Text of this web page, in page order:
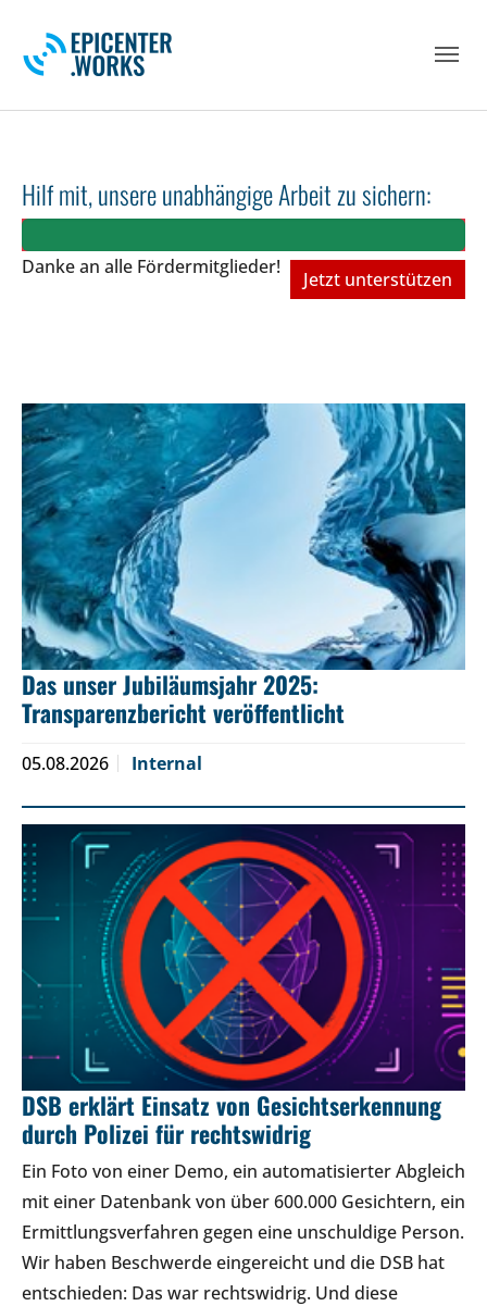
Hilf mit, unsere unabhängige Arbeit zu sichern:
Danke an alle Fördermitglieder!
Jetzt unterstützen
Das unser Jubiläumsjahr 2025:
Transparenzbericht veröffentlicht
05.08.2026 Internal
DSB erklärt Einsatz von Gesichtserkennung
durch Polizei für rechtswidrig
Ein Foto von einer Demo, ein automatisierter Abgleich
mit einer Datenbank von über 600.000 Gesichtern, ein
Ermittlungsverfahren gegen eine unschuldige Person.
Wir haben Beschwerde eingereicht und die DSB hat
entschieden: Das war rechtswidrig. Und diese